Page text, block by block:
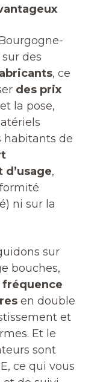
des
, ce
des prix
la pose,
habitants de
,
ni sur la
sur
bouches,
fréquence
en double
et
Et le
sont
ce qui vous